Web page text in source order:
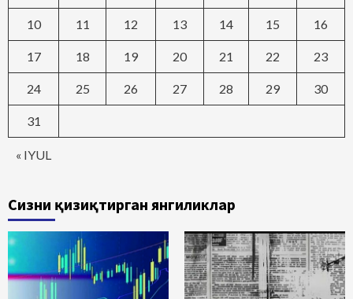
« IYUL
10 11 12 13 14 15 16
17 18 19 20 21 22 23
24 25 26 27 28 29 30
31
Сизни қизиқтирган янгиликлар